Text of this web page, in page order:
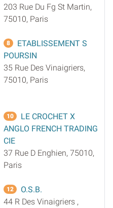
203 Rue Du Fg St Martin,
75010, Paris
8
ETABLISSEMENT S
POURSIN
35 Rue Des Vinaigriers,
75010, Paris
10
LE CROCHET X
ANGLO FRENCH TRADING
CIE
37 Rue D Enghien, 75010,
Paris
12
O.S.B.
44 R Des Vinaigriers ,